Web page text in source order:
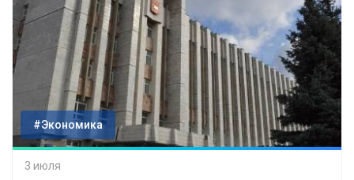
#Экономика
3 июля